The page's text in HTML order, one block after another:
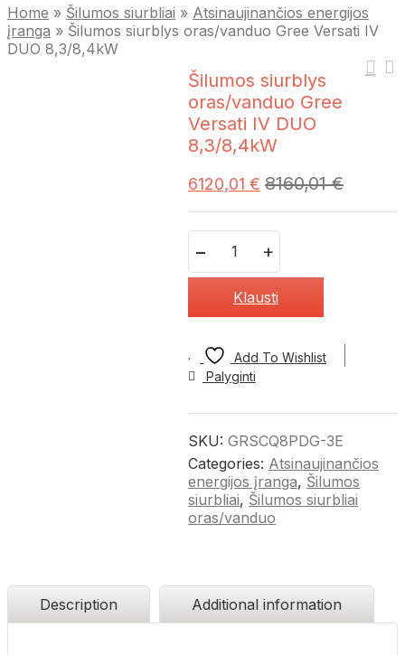
Home » Šilumos siurbliai » Atsinaujinančios energijos
įranga » Šilumos siurblys oras/vanduo Gree Versati IV
DUO 8,3/8,4kW
Šilumos siurblys
oras/vanduo Gree
Versati IV DUO
8,3/8,4kW
6120,01 € 8160,01€
Klausti
Add To Wishlist
Palyginti
SKU: GRSCQ8PDG-3E
Categories: Atsinaujinančios
energijos įranga, Šilumos
siurbliai, Šilumos siurbliai
oras/vanduo
Description Additional information